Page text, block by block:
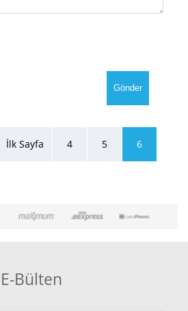
İlk Sayfa 4 5 6
E-Bülten